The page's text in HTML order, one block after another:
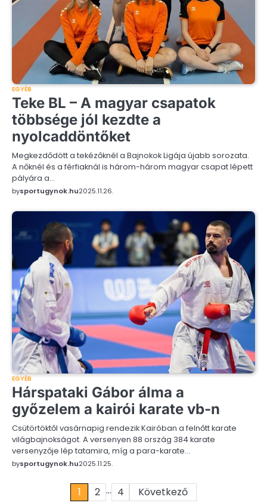
EGYÉB
Teke BL – A magyar csapatok
többsége jól kezdte a
nyolcaddöntőket
Megkezdődött a tekézőknél a Bajnokok Ligája újabb sorozata.
A nőknél és a férfiaknál is három-három magyar csapat lépett
pályára a…
bysportugynok.hu2025.11.26.
EGYÉB
Hárspataki Gábor álma a
győzelem a kairói karate vb-n
Csütörtöktől vasárnapig rendezik Kairóban a felnőtt karate
világbajnokságot. A versenyen 88 ország 384 karate
versenyzője lép tatamira, míg a para-karate…
bysportugynok.hu2025.11.25.
Bejegyzések
1 2 … 4 Következő